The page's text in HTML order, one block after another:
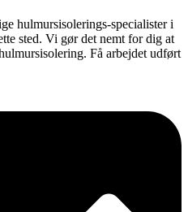
hulmursisolerings-specialister i
sted. Vi gør det nemt for dig at
Få arbejdet udført